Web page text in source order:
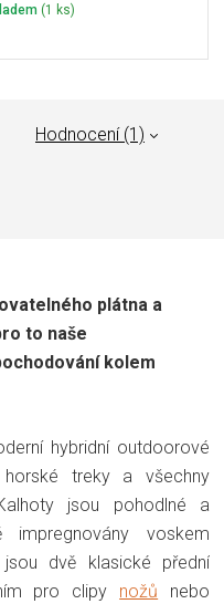
(1 ks)
Hodnocení (1)
plátna a
to naše
kolem
hybridní outdoorové
treky a všechny
jsou pohodlné a
voskem
dvě klasické přední
pro clipy nožů nebo